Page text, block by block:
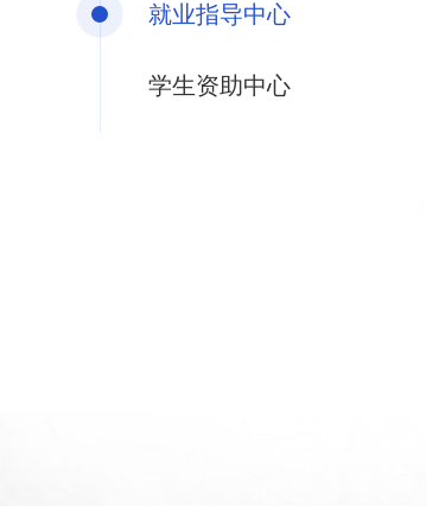
就业指导中心
学生资助中心